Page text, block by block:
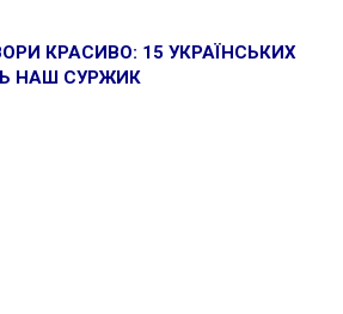
КРАСИВО: 15 УКРАЇНСЬКИХ
НАШ СУРЖИК